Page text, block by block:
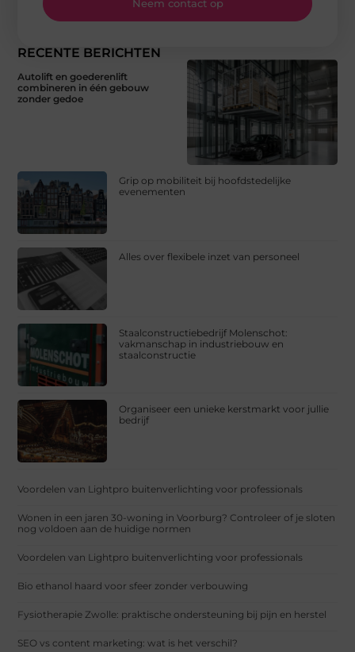
RECENTE BERICHTEN
Autolift en goederenlift
combineren in één gebouw
zonder gedoe
Grip op mobiliteit bij hoofdstedelijke
evenementen
Alles over flexibele inzet van personeel
Staalconstructiebedrijf Molenschot:
vakmanschap in industriebouw en
staalconstructie
Organiseer een unieke kerstmarkt voor jullie
bedrijf
Voordelen van Lightpro buitenverlichting voor professionals
Wonen in een jaren 30-woning in Voorburg? Controleer of je sloten
nog voldoen aan de huidige normen
Voordelen van Lightpro buitenverlichting voor professionals
Bio ethanol haard voor sfeer zonder verbouwing
Fysiotherapie Zwolle: praktische ondersteuning bij pijn en herstel
SEO vs content marketing: wat is het verschil?
Neem contact op